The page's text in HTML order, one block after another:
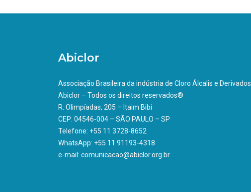
Abiclor
Associação Brasileira da indústria de Cloro Álcalis e Derivados
Abiclor – Todos os direitos reservados®
R. Olimpíadas, 205 – Itaim Bibi
CEP: 04546-004 – SÃO PAULO – SP
Telefone: +55 11 3728-8652
WhatsApp: +55 11 91193-4318
e-mail: comunicacao@abiclor.org.br